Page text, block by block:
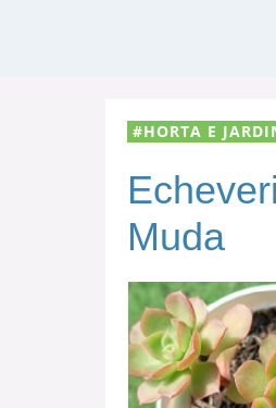
HORTA E
Muda